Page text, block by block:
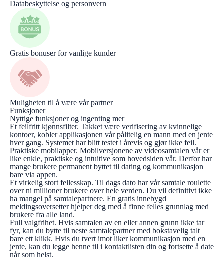
Databeskyttelse og personvern
Gratis bonuser for vanlige kunder
Muligheten til å være vår partner
Funksjoner
Nyttige funksjoner og ingenting mer
Et feilfritt kjønnsfilter. Takket være verifisering av kvinnelige
kontoer, kobler applikasjonen vår pålitelig en mann med en jente
hver gang. Systemet har blitt testet i årevis og gjør ikke feil.
Praktiske mobilapper. Mobilversjonene av videosamtalen vår er
like enkle, praktiske og intuitive som hovedsiden vår. Derfor har
mange brukere permanent byttet til dating og kommunikasjon
bare via appen.
Et virkelig stort fellesskap. Til dags dato har vår samtale roulette
over ni millioner brukere over hele verden. Du vil definitivt ikke
ha mangel på samtalepartnere. En gratis innebygd
meldingsoversetter hjelper deg med å finne felles grunnlag med
brukere fra alle land.
Full valgfrihet. Hvis samtalen av en eller annen grunn ikke tar
fyr, kan du bytte til neste samtalepartner med bokstavelig talt
bare ett klikk. Hvis du tvert imot liker kommunikasjon med en
jente, kan du legge henne til i kontaktlisten din og fortsette å date
når som helst.